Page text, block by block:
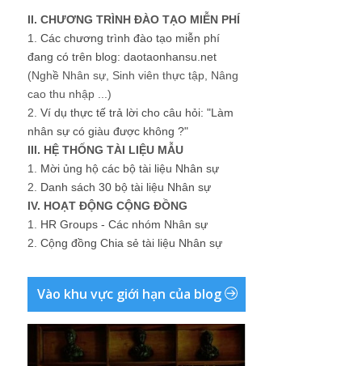
II. CHƯƠNG TRÌNH ĐÀO TẠO MIỄN PHÍ
1. Các chương trình đào tạo miễn phí
đang có trên blog: daotaonhansu.net
(Nghề Nhân sự, Sinh viên thực tập, Nâng
cao thu nhập ...)
2. Ví dụ thực tế trả lời cho câu hỏi: "Làm
nhân sự có giàu được không ?"
III. HỆ THỐNG TÀI LIỆU MẪU
1. Mời ủng hộ các bộ tài liệu Nhân sự
2. Danh sách 30 bộ tài liệu Nhân sự
IV. HOẠT ĐỘNG CỘNG ĐỒNG
1. HR Groups - Các nhóm Nhân sự
2. Cộng đồng Chia sẻ tài liệu Nhân sự
Vào khu vực giới hạn của blog